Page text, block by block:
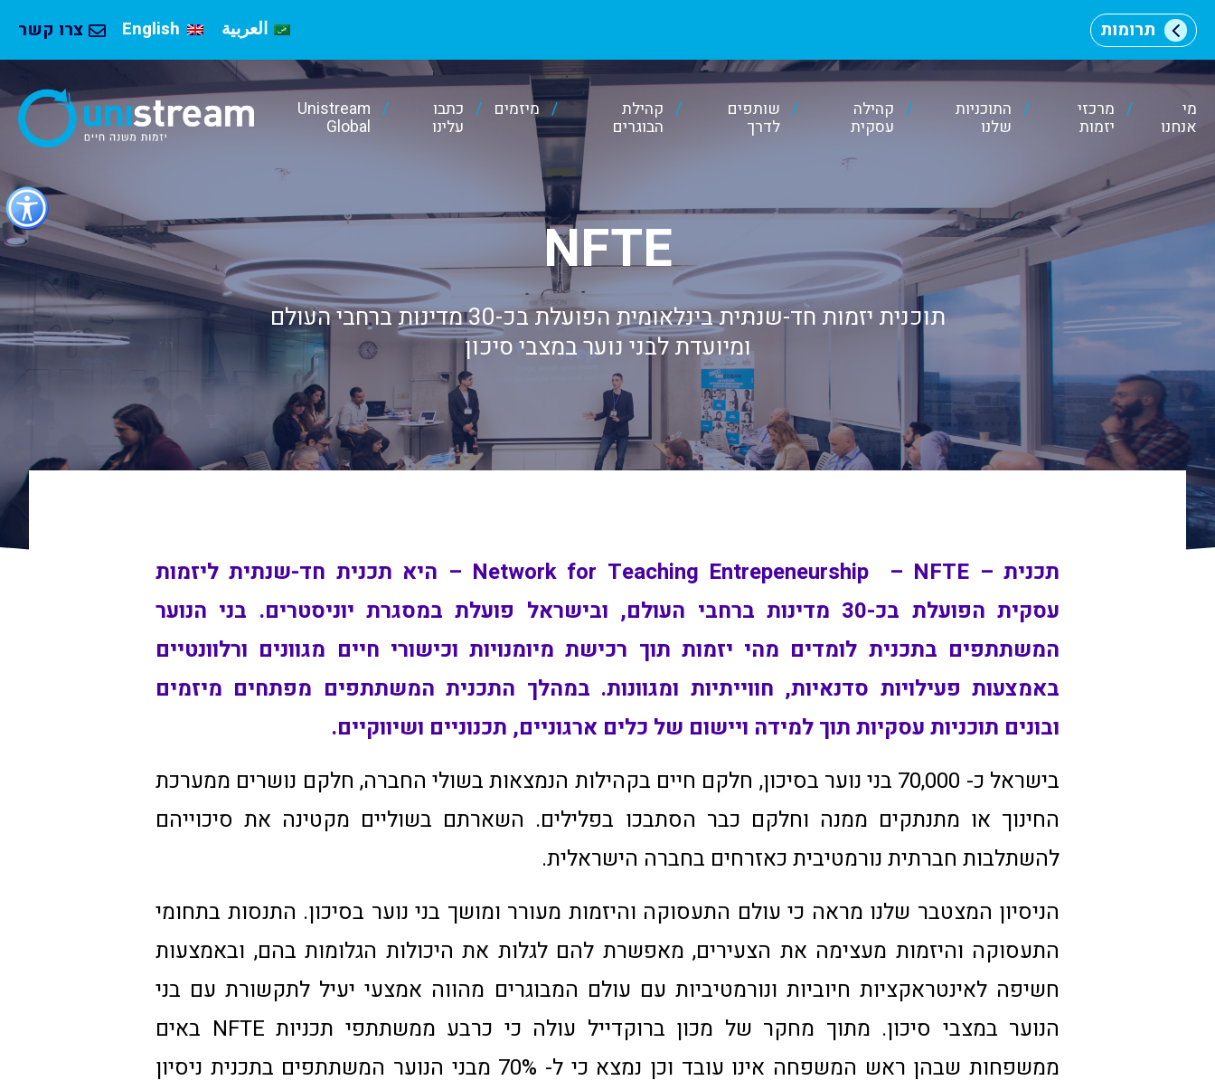
כפתור
לפתיחת
תפריט
נגישות
תרומות العربية English צרו קשר
מי
אנחנו
מרכזי
יזמות
התוכניות
שלנו
קהילה
עסקית
שותפים
לדרך
קהילת
הבוגרים
מיזמים
כתבו
עלינו
Unistream
Global
תוכן
מרכזי
NFTE
תוכנית יזמות חד-שנתית בינלאומית הפועלת בכ-30 מדינות ברחבי העולם
ומיועדת לבני נוער במצבי סיכון
תכנית – Network for Teaching Entrepeneurship – NFTE – היא תכנית חד-שנתית ליזמות
עסקית הפועלת בכ-30 מדינות ברחבי העולם, ובישראל פועלת במסגרת יוניסטרים. בני הנוער
המשתתפים בתכנית לומדים מהי יזמות תוך רכישת מיומנויות וכישורי חיים מגוונים ורלוונטיים
באמצעות פעילויות סדנאיות, חווייתיות ומגוונות. במהלך התכנית המשתתפים מפתחים מיזמים
ובונים תוכניות עסקיות תוך למידה ויישום של כלים ארגוניים, תכנוניים ושיווקיים.
בישראל כ- 70,000 בני נוער בסיכון, חלקם חיים בקהילות הנמצאות בשולי החברה, חלקם נושרים ממערכת
החינוך או מתנתקים ממנה וחלקם כבר הסתבכו בפלילים. השארתם בשוליים מקטינה את סיכוייהם
להשתלבות חברתית נורמטיבית כאזרחים בחברה הישראלית.
הניסיון המצטבר שלנו מראה כי עולם התעסוקה והיזמות מעורר ומושך בני נוער בסיכון. התנסות בתחומי
התעסוקה והיזמות מעצימה את הצעירים, מאפשרת להם לגלות את היכולות הגלומות בהם, ובאמצעות
חשיפה לאינטראקציות חיוביות ונורמטיביות עם עולם המבוגרים מהווה אמצעי יעיל לתקשורת עם בני
הנוער במצבי סיכון. מתוך מחקר של מכון ברוקדייל עולה כי כרבע ממשתתפי תכניות NFTE באים
ממשפחות שבהן ראש המשפחה אינו עובד וכן נמצא כי ל- 70% מבני הנוער המשתתפים בתכנית ניסיון